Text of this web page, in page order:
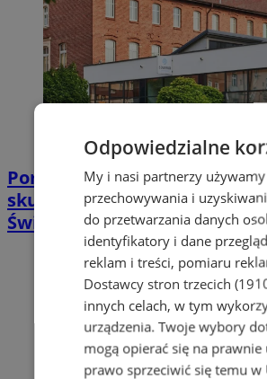
Poradnia leczenia ran
skuteczna terapia trudno
Świętochłowice
Odpowiedzialne
My i nasi partnerzy
przechowywania i
do przetwarzania danych
identyfikatory i dane
reklam i treści, pomiaru
Dostawcy stron trzecich
innych celach, w tym
urządzenia. Twoje wybory
mogą opierać się na
prawo sprzeciwić się temu w